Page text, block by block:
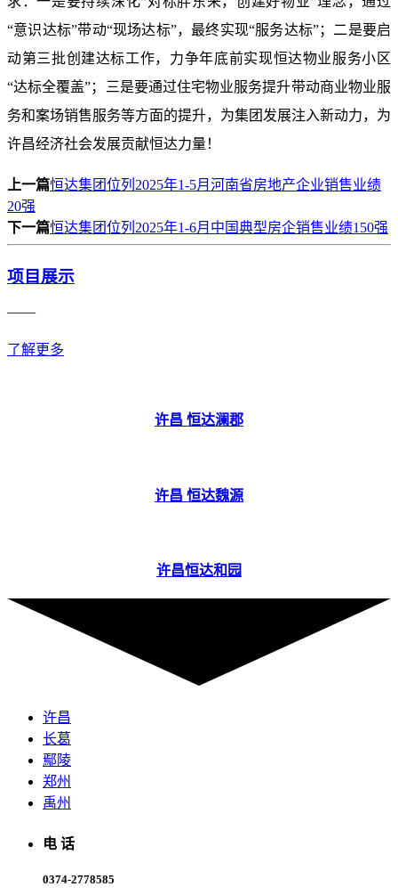
“意识达标”带动“现场达标”，最终实现“服务达标”；二是要启
动第三批创建达标工作，力争年底前实现恒达物业服务小区
“达标全覆盖”；三是要通过住宅物业服务提升带动商业物业服
务和案场销售服务等方面的提升，为集团发展注入新动力，为
许昌经济社会发展贡献恒达力量！
上一篇恒达集团位列2025年1-5月河南省房地产企业销售业绩
20强
下一篇恒达集团位列2025年1-6月中国典型房企销售业绩150强
项目展示
——
了解更多
许昌 恒达澜郡
许昌 恒达魏源
许昌恒达和园
许昌
长葛
鄢陵
郑州
禹州
电 话
0374-2778585